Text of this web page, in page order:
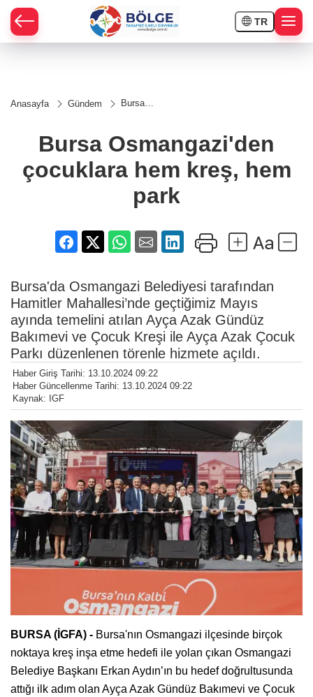
TR
Anasayfa Gündem
Bursa
kreş, hem park
Bursa Osmangazi'den
çocuklara hem kreş, hem
park
Bursa'da Osmangazi Belediyesi tarafından
Hamitler Mahallesi’nde geçtiğimiz Mayıs
ayında temelini atılan Ayça Azak Gündüz
Bakımevi ve Çocuk Kreşi ile Ayça Azak Çocuk
Parkı düzenlenen törenle hizmete açıldı.
Haber Giriş Tarihi: 13.10.2024 09:22
Haber Güncellenme Tarihi: 13.10.2024 09:22
Kaynak: IGF
BURSA (İGFA) - Bursa'nın Osmangazi ilçesinde birçok
noktaya kreş inşa etme hedefi ile yolan çıkan Osmangazi
Belediye Başkanı Erkan Aydın’ın bu hedef doğrultusunda
attığı ilk adım olan Ayça Azak Gündüz Bakımevi ve Çocuk